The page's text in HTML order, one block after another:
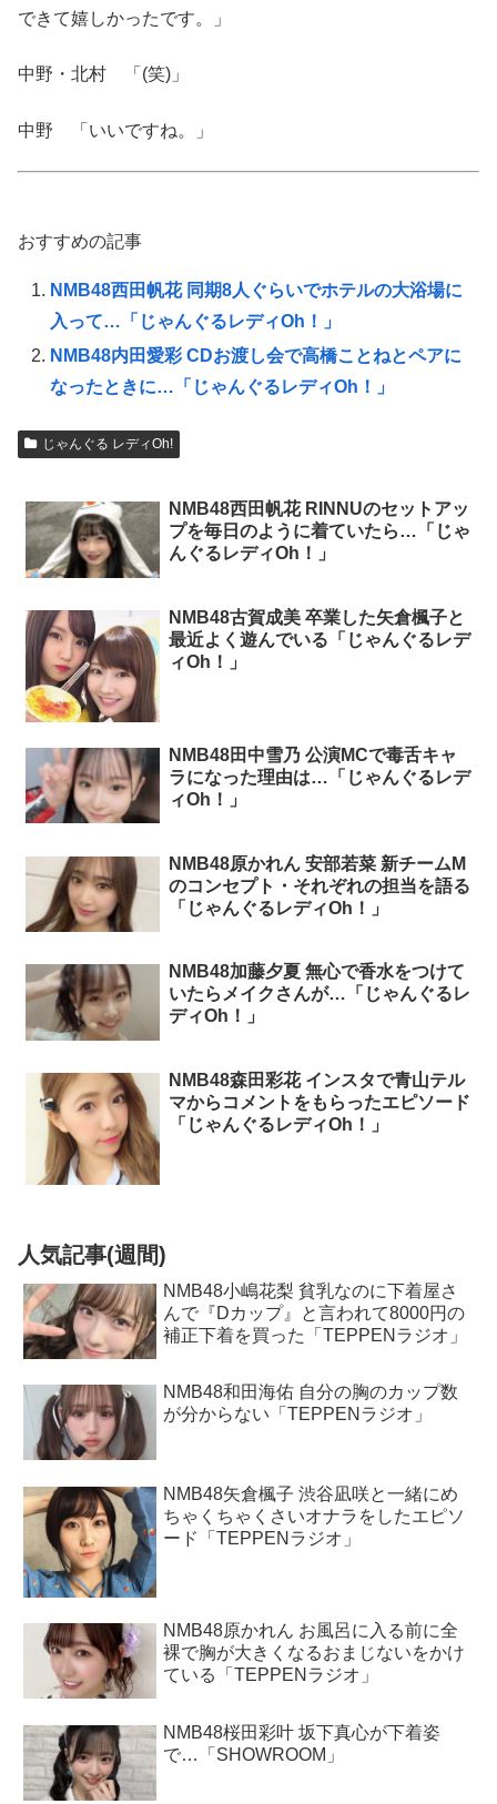
できて嬉しかったです。」
中野・北村 「(笑)」
中野 「いいですね。」
おすすめの記事
NMB48西田帆花 同期8人ぐらいでホテルの大浴場に
入って…「じゃんぐるレディOh！」
NMB48内田愛彩 CDお渡し会で高橋ことねとペアに
なったときに…「じゃんぐるレディOh！」
じゃんぐる レディOh!
NMB48西田帆花 RINNUのセットアッ
プを毎日のように着ていたら…「じゃ
んぐるレディOh！」
NMB48古賀成美 卒業した矢倉楓子と
最近よく遊んでいる「じゃんぐるレデ
ィOh！」
NMB48田中雪乃 公演MCで毒舌キャ
ラになった理由は…「じゃんぐるレデ
ィOh！」
NMB48原かれん 安部若菜 新チームM
のコンセプト・それぞれの担当を語る
「じゃんぐるレディOh！」
NMB48加藤夕夏 無心で香水をつけて
いたらメイクさんが…「じゃんぐるレ
ディOh！」
NMB48森田彩花 インスタで青山テル
マからコメントをもらったエピソード
「じゃんぐるレディOh！」
人気記事(週間)
NMB48小嶋花梨 貧乳なのに下着屋さ
んで『Dカップ』と言われて8000円の
補正下着を買った「TEPPENラジオ」
NMB48和田海佑 自分の胸のカップ数
が分からない「TEPPENラジオ」
NMB48矢倉楓子 渋谷凪咲と一緒にめ
ちゃくちゃくさいオナラをしたエピソ
ード「TEPPENラジオ」
NMB48原かれん お風呂に入る前に全
裸で胸が大きくなるおまじないをかけ
ている「TEPPENラジオ」
NMB48桜田彩叶 坂下真心が下着姿
で…「SHOWROOM」